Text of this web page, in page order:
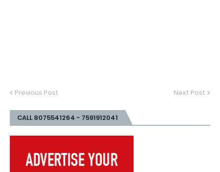
Previous Post Next Post
CALL 8075541264 - 7591912041